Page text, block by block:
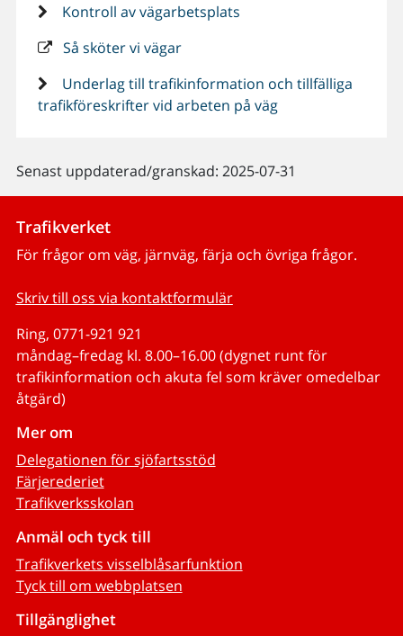
Kontroll av vägarbetsplats
Så sköter vi vägar
Underlag till trafikinformation och tillfälliga
trafikföreskrifter vid arbeten på väg
Senast uppdaterad/granskad: 2025-07-31
Trafikverket
För frågor om väg, järnväg, färja och övriga frågor.
Skriv till oss via kontaktformulär
Ring, 0771-921 921
måndag–fredag kl. 8.00–16.00 (dygnet runt för
trafikinformation och akuta fel som kräver omedelbar
åtgärd)
Mer om
Delegationen för sjöfartsstöd
Färjerederiet
Trafikverksskolan
Anmäl och tyck till
Trafikverkets visselblåsarfunktion
Tyck till om webbplatsen
Tillgänglighet